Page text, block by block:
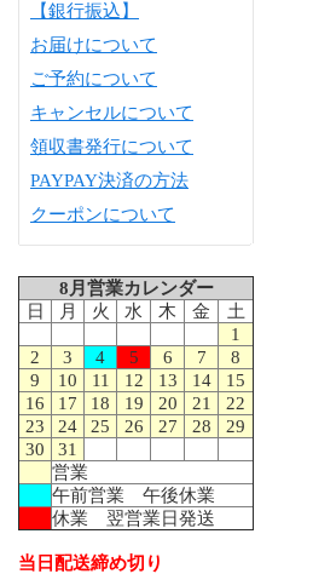
【銀行振込】
お届けについて
ご予約について
キャンセルについて
領収書発行について
PAYPAY決済の方法
クーポンについて
8月営業カレンダー
日
月 火 水 木 金
土
1
2
3 4 5 6 7
8
9
10 11 12 13 14
15
16
17 18 19 20 21
22
23
24 25 26 27 28
29
30
31
営業
午前営業 午後休業
休業 翌営業日発送
当日配送締め切り